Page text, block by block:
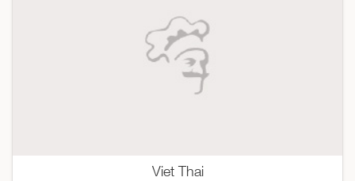
Viet Thai